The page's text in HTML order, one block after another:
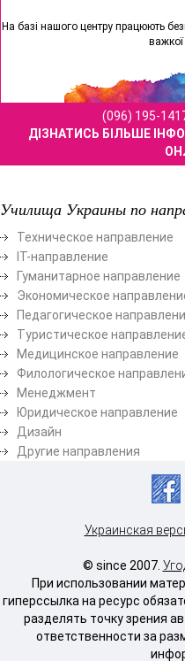
На базі нашого центру працюють
важкої
(096) 195-
ДІЗНАТИСЬ БІЛЬШЕ
Училища Украины по
Техническое направление
ІТ-направление
Гуманитарное направление
Экономическое
Педагогическое
Туристическое
Медицинское направление
Филологическое
Менеджмент
Юридическое направление
Дизайн
Другие направления
Украинская
© since 2007.
При использовании
гиперссылка на ресурс
разделять точку зрения
ответственности за